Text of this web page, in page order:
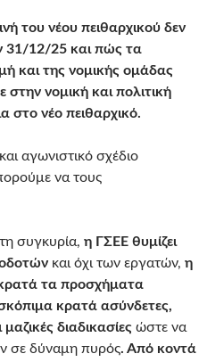
του νέου πειθαρχικού δεν
31/12/25 και πώς τα
και της νομικής ομάδας
νομική και πολιτική
στο νέο πειθαρχικό.
αγωνιστικό σχέδιο
να τους
συγκυρία, η ΓΣΕΕ θυμίζει
και όχι των εργατών, η
τα προσχήματα
κρατά ασύνδετες,
διαδικασίες ώστε να
σε δύναμη πυρός. Από κοντά